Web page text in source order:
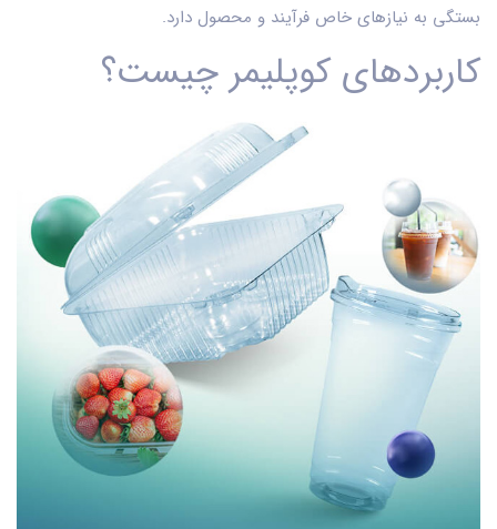
بستگی به نیازهای خاص فرآیند و محصول دارد.
کاربردهای کوپلیمر چیست؟